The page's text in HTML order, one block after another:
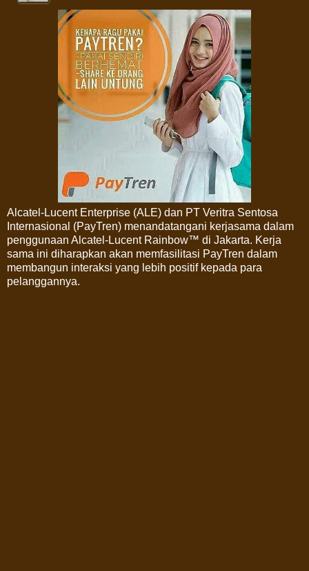
Alcatel-Lucent Enterprise (ALE) dan PT Veritra Sentosa
Internasional (PayTren) menandatangani kerjasama dalam
penggunaan Alcatel-Lucent Rainbow™ di Jakarta. Kerja
sama ini diharapkan akan memfasilitasi PayTren dalam
membangun interaksi yang lebih positif kepada para
pelanggannya.